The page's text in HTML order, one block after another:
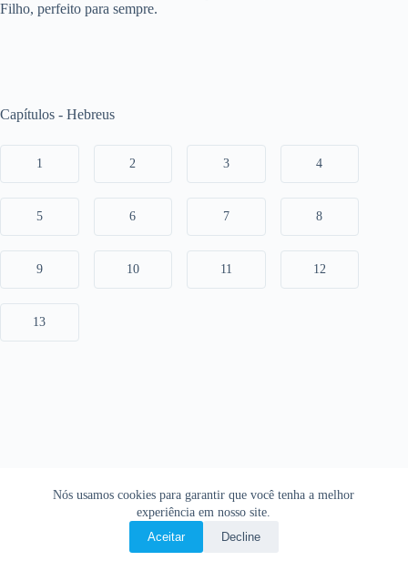
Nós usamos cookies para garantir que você tenha a melhor
experiência em nosso site.
Aceitar
Decline
Filho, perfeito para sempre.
Capítulos - Hebreus
1 2 3 4
5 6 7 8
9 10 11 12
13
Copyright © 2026 • O Livro Sagrado • Bíblia Online •